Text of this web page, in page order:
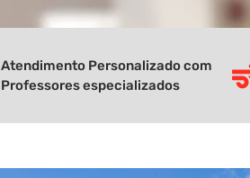
Atendimento Personalizado com
Professores especializados